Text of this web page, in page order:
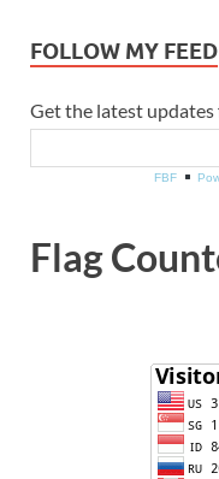
FOLLOW MY FEED
Get the latest updates
FBF
Flag